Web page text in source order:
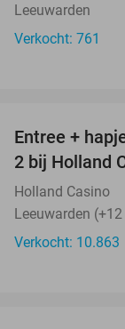
Leeuwarden
Verkocht: 761
Entree +
2 bij Holland
Holland Casino
Leeuwarden
Verkocht: 10.863